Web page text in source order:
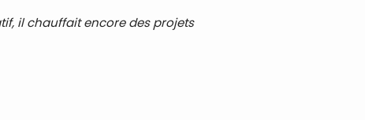
il chauffait encore des projets